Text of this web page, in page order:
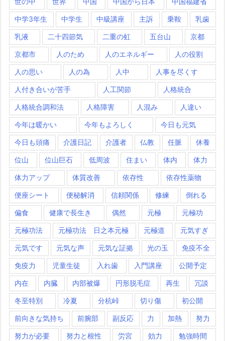
中学3年生 中学生 中級講座 主訴 乗鞍 乳歯
乳液 二十四節気 二重の虹 五台山 京都
京都市 人のため 人のエネルギー 人の役割
人の思い 人の為 人中 人事を尽くす
人付き合いが苦手 人工関節 人格統合
人格統合調和法 人格障害 人混み 人違い
今年は暖かい 今年もよろしく 今日も元気
今日も頭痛 介護日記 介護者 仏教 任脈 休養
位山 位山巨石 低周波 住まい 体内 体力
体力アップ 体質改善 依存性 依存性薬物
便座シート 便秘解消 信頼関係 修練 倒れる
偏食 健康で長生き 偶然 元極 元極功
元極功法 元極功法 日之本元極 元極道 元気すぎ
元気です 元気な声 元気な証拠 光の玉 免疫不全
免疫力 児童生徒 入れ歯 入門講座 公開予定
内在 内臓 内部被爆 円形脱毛症 再生 冗談
冬至特別 冷夏 分杭峠 切り傷 初公開
前向きな気持ち 前腕部 副反応 力 加熱 努力
努力が必要 努力と根性 労宮 効力 勉強時間